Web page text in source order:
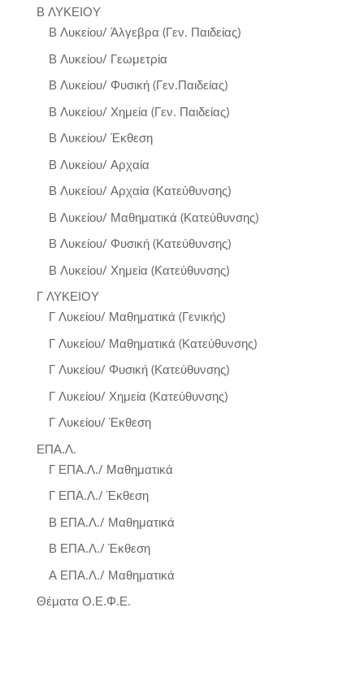
Β ΛΥΚΕΙΟΥ
Β Λυκείου/ Άλγεβρα (Γεν. Παιδείας)
Β Λυκείου/ Γεωμετρία
Β Λυκείου/ Φυσική (Γεν.Παιδείας)
Β Λυκείου/ Χημεία (Γεν. Παιδείας)
Β Λυκείου/ Έκθεση
Β Λυκείου/ Αρχαία
Β Λυκείου/ Αρχαία (Κατεύθυνσης)
Β Λυκείου/ Μαθηματικά (Κατεύθυνσης)
Β Λυκείου/ Φυσική (Κατεύθυνσης)
Β Λυκείου/ Χημεία (Κατεύθυνσης)
Γ ΛΥΚΕΙΟΥ
Γ Λυκείου/ Μαθηματικά (Γενικής)
Γ Λυκείου/ Μαθηματικά (Κατεύθυνσης)
Γ Λυκείου/ Φυσική (Κατεύθυνσης)
Γ Λυκείου/ Χημεία (Κατεύθυνσης)
Γ Λυκείου/ Έκθεση
ΕΠΑ.Λ.
Γ ΕΠΑ.Λ./ Μαθηματικά
Γ ΕΠΑ.Λ./ Έκθεση
Β ΕΠΑ.Λ./ Μαθηματικά
Β ΕΠΑ.Λ./ Έκθεση
Α ΕΠΑ.Λ./ Μαθηματικά
Θέματα Ο.Ε.Φ.Ε.